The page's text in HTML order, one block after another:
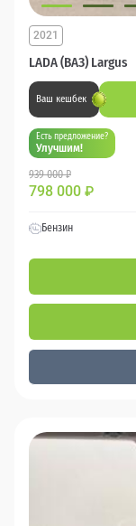
LADA (ВАЗ) Largus
2021
Ваш кешбек
Есть предложение?
Улучшим!
939 000 ₽
798 000 ₽
Бензин